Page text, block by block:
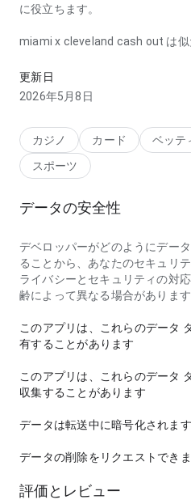
に役立ちます。
miami x cleveland cash out は似
いです。一般的なアプリページ
更新日
2026年5月8日
カジノ カード ベッテ
スポーツ
データの安全性
デベロッパーがどのようにデー
ることから、あなたのセキュリ
ライバシーとセキュリティの対
齢によって異なる場合があります
このアプリは、これらのデータ
有することがあります
このアプリは、これらのデータ
収集することがあります
データは転送中に暗号化されます
データの削除をリクエストでき
評価とレビュー